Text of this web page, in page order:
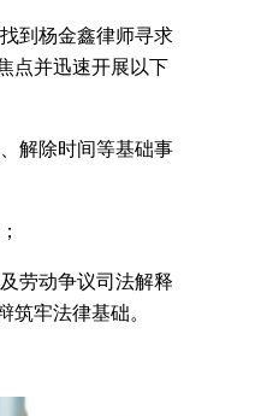
到杨金鑫律师寻求
点并迅速开展以下
解除时间等基础事
劳动争议司法解释
筑牢法律基础。